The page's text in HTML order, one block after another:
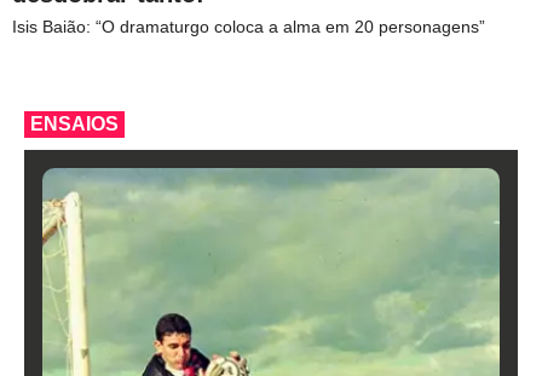
Isis Baião: “O dramaturgo coloca a alma em 20 personagens”
ENSAIOS